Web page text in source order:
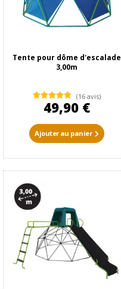
Tente pour dôme d'escalade
3,00m
(16 avis)
49,90 €
Ajouter au panier